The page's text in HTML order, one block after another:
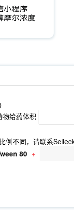
物给药体积
例不同，请联系
80 +